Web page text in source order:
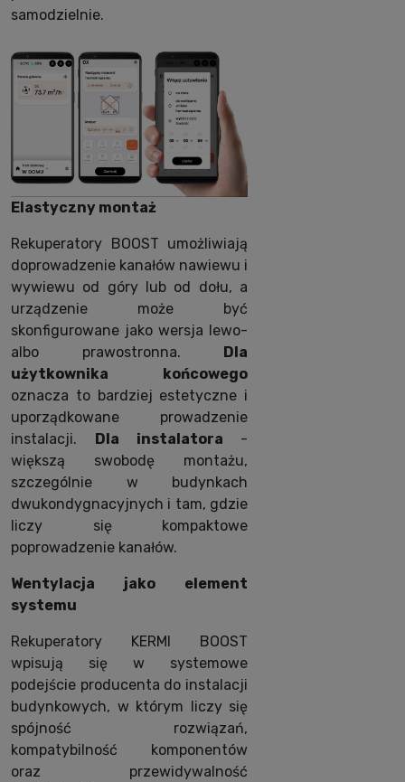
samodzielnie.
Elastyczny montaż
Rekuperatory BOOST umożliwiają
doprowadzenie kanałów nawiewu i
wywiewu od góry lub od dołu, a
urządzenie może być
skonfigurowane jako wersja lewo-
albo prawostronna. Dla
użytkownika końcowego
oznacza to bardziej estetyczne i
uporządkowane prowadzenie
instalacji.
Dla instalatora -
większą swobodę montażu,
szczególnie w budynkach
dwukondygnacyjnych i tam, gdzie
liczy się kompaktowe
poprowadzenie kanałów.
Wentylacja jako element
systemu
Rekuperatory KERMI BOOST
wpisują się w systemowe
podejście producenta do instalacji
budynkowych, w którym liczy się
spójność rozwiązań,
kompatybilność komponentów
oraz przewidywalność